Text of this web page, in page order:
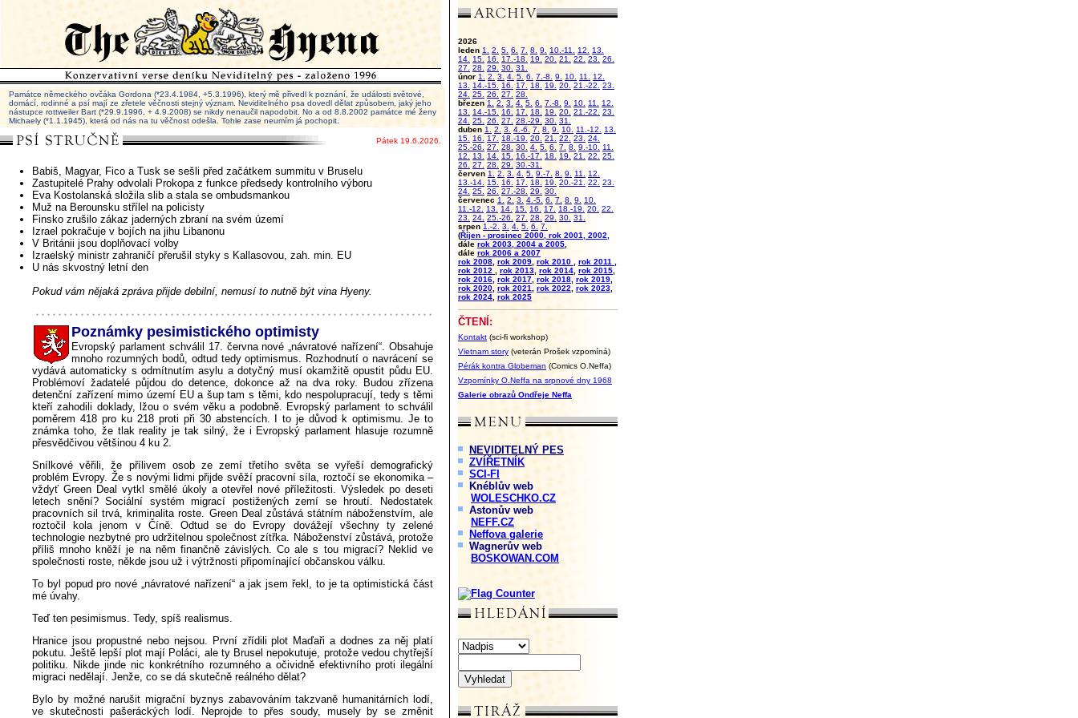
2026
leden 1. 2. 5. 6. 7. 8. 9. 10.-11. 12.
13.
14.
15. 16. 17.-18. 19. 20. 21. 22. 23.
26.
27.
28. 29. 30. 31.
únor 1. 2. 3. 4. 5. 6. 7.-8. 9. 10. 11.
12.
13.
14.-15. 16. 17. 18. 19. 20. 21.-22.
23.
24. 25. 26. 27.
28.
březen 1. 2. 3. 4. 5. 6. 7.-8. 9. 10. 11.
12.
13.
14.-15. 16. 17. 18. 19. 20. 21.-22.
23.
24. 25. 26. 27. 28.-29. 30. 31.
duben 1. 2. 3. 4.-6. 7. 8. 9. 10. 11.-12.
13.
15.
16. 17. 18.-19. 20. 21. 22. 23.
24.
25.-26.
27. 28. 30. 4. 5. 6. 7. 8. 9.-10.
11.
12.
13. 14. 15. 16.-17. 18. 19. 21. 22.
25.
26.
27. 28. 29.
30.-31.
červen 1. 2. 3. 4. 5. 9.-7. 8. 9. 11.
12.
13.-14.
15. 16. 17. 18. 19. 20.-21. 22.
23.
24. 25. 26. 27.-28. 29.
30.
červenec 1. 2. 3. 4.-5. 6. 7. 8. 9.
10.
11.-12.
13. 14. 15. 16. 17. 18.-19. 20. 22.
23.
24. 25.-26. 27. 28. 29. 30. 31.
srpen 1.-2. 3. 4. 5. 6. 7.
(Říjen - prosinec 2000, rok 2001, 2002,
dále rok 2003, 2004 a 2005
dále rok 2006 a 2007
rok 2008 rok 2009 rok 2010 rok 2011
rok 2012
rok 2013 rok 2014 rok 2015
rok 2016 rok 2017 rok 2018 rok 2019
rok 2020 rok 2021 rok 2022 rok 2023
rok 2024 rok 2025
ČTENÍ:
Kontakt (sci-fi workshop)
Vietnam story (veterán Prošek vzpomíná)
Pérák kontra Globeman (Comics O.Neffa)
Vzpomínky O.Neffa na srpnové dny 1968
Galerie obrazů Ondřeje Neffa
NEVIDITELNÝ PES
ZVÍŘETNÍK
SCI-FI
Knéblův web
WOLESCHKO.CZ
Astonův web
NEFF.CZ
Neffova galerie
Wagnerův web
BOSKOWAN.COM
Památce německého ovčáka Gordona (*23.4.1984, +5.3.1996), který mě přivedl k poznání, že události světové,
domácí, rodinné a psí mají ze zřetele věčnosti stejný význam. Neviditelného psa dovedl dělat způsobem, jaký jeho
nástupce rottweiler Bart (*29.9.1996, + 4.9.2008) se nikdy nenaučil napodobit. No a od 8.8.2002 památce mé ženy
Michaely (*1.1.1945), která od nás na tu věčnost odešla. Tohle zase neumím já pochopit.
Pátek 19.6.2026.
Babiš, Magyar, Fico a Tusk se sešli před začátkem summitu v Bruselu
Zastupitelé Prahy odvolali Prokopa z funkce předsedy kontrolního výboru
Eva Kostolanská složila slib a stala se ombudsmankou
Muž na Berounsku střílel na policisty
Finsko zrušilo zákaz jaderných zbraní na svém území
Izrael pokračuje v bojích na jihu Libanonu
V Británii jsou doplňovací volby
Izraelský ministr zahraničí přerušil styky s Kallasovou, zah. min. EU
U nás skvostný letní den
Pokud vám nějaká zpráva přijde debilní, nemusí to nutně být vina Hyeny.
Poznámky pesimistického optimisty
Evropský parlament schválil 17. června nové „návratové nařízení“. Obsahuje
mnoho rozumných bodů, odtud tedy optimismus. Rozhodnutí o navrácení se
vydává automaticky s odmítnutím asylu a dotyčný musí okamžitě opustit půdu EU.
Problémoví žadatelé půjdou do detence, dokonce až na dva roky. Budou zřízena
detenční zařízení mimo území EU a šup tam s těmi, kdo nespolupracují, tedy s těmi
kteří zahodili doklady, lžou o svém věku a podobně. Evropský parlament to schválil
poměrem 418 pro ku 218 proti při 30 abstencích. I to je důvod k optimismu. Je to
známka toho, že tlak reality je tak silný, že i Evropský parlament hlasuje rozumně
přesvědčivou většinou 4 ku 2.
Snílkové věřili, že přílivem osob ze zemí třetího světa se vyřeší demografický
problém Evropy. Že s novými lidmi přijde svěží pracovní síla, roztočí se ekonomika –
vždyť Green Deal vytkl smělé úkoly a otevřel nové příležitosti. Výsledek po deseti
letech snění? Sociální systém migrací postižených zemí se hroutí. Nedostatek
pracovních sil trvá, kriminalita roste. Green Deal zůstává státním náboženstvím, ale
roztočil kola jenom v Číně. Odtud se do Evropy dovážejí všechny ty zelené
technologie nezbytné pro udržitelnou společnost zítřka. Náboženství zůstává, protože
příliš mnoho kněží je na něm finančně závislých. Co ale s tou migrací? Neklid ve
společnosti roste, někde jsou už i výtržnosti připomínající občanskou válku.
To byl popud pro nové „návratové nařízení“ a jak jsem řekl, to je ta optimistická část
mé úvahy.
Teď ten pesimismus. Tedy, spíš realismus.
Hranice jsou propustné nebo nejsou. První zřídili plot Maďaři a dodnes za něj platí
pokutu. Ještě lepší plot mají Poláci, ale ty Brusel nepokutuje, protože vedou chytřejší
politiku. Nikde jinde nic konkrétního rozumného a očividně efektivního proti ilegální
migraci nedělají. Jenže, co se dá skutečně reálného dělat?
Bylo by možné narušit migrační byznys zabavováním takzvaně humanitárních lodí,
ve skutečnosti pašeráckých lodí. Neprojde to přes soudy, musely by se změnit